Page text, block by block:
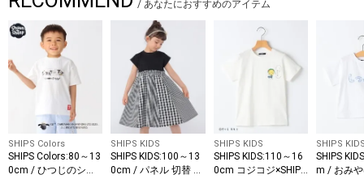
/ あなたにおすすめのアイテム
SHIPS Colors
SHIPS Colors:80～13
0cm / ひつじのショ
SHIPS KIDS
SHIPS KIDS:100～13
0cm / パネル 切替 ワ
SHIPS KIDS
SHIPS KIDS:110～16
0cm コジコジ×SHIPS
SHIPS
SHIPS
m / おみ